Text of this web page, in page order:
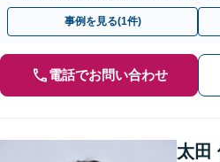
ぐ相談！
事例を見る(1件)
電話でお問い合わせ
太田